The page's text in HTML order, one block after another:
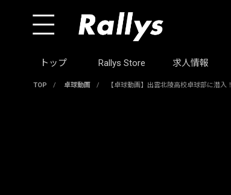
トップ Rallys Store 求人情報
TOP / 卓球動画 / 【卓球動画】出雲北陵高校卓球部に潜入！